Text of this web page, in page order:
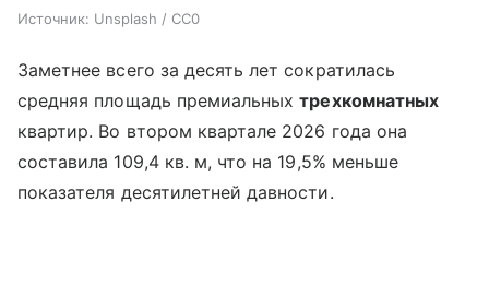
Источник: Unsplash / CC0
Заметнее всего за десять лет сократилась
средняя площадь премиальныхтрехкомнатных
квартир. Во втором квартале 2026 года она
составила 109,4 кв. м, что на 19,5% меньше
показателя десятилетней давности.